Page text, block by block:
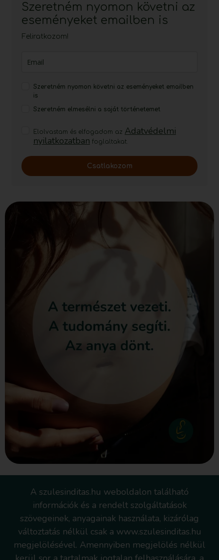
Szeretném nyomon követni az
eseményeket emailben is
Feliratkozom!
Szeretném nyomon követni az eseményeket emailben
is
Szeretném elmesélni a saját történetemet
Elolvastam és elfogadom az Adatvédelmi
nyilatkozatban foglaltakat.
Csatlakozom
A szulesinditas.hu weboldalon található
információk és a rendelt szolgáltatások
szövegeinek, anyagainak használata, kizárólag
változtatás nélkül csak a www.szulesinditas.hu
megjelölésével. Amennyiben megjelölés nélkül